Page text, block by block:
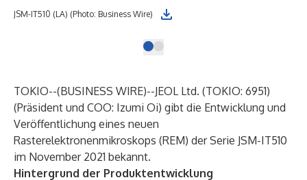
JSM-IT510 (LA) (Photo: Business Wire)
TOKIO--(BUSINESS WIRE)--JEOL Ltd. (TOKIO: 6951)
(Präsident und COO: Izumi Oi) gibt die Entwicklung und
Veröffentlichung eines neuen
Rasterelektronenmikroskops (REM) der Serie JSM-IT510
im November 2021 bekannt.
Hintergrund der Produktentwicklung